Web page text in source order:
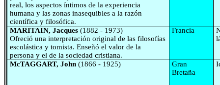
real, los aspectos íntimos de la experiencia
humana y las zonas inasequibles a la razón
científica y filosófica.
MARITAIN, Jacques(1882 - 1973)
Ofreció una interpretación original de las filosofías
escolástica y tomista. Enseñó el valor de la
persona y el de la sociedad cristiana.
Francia
McTAGGART, John(1866 - 1925)
Gran
Bretaña